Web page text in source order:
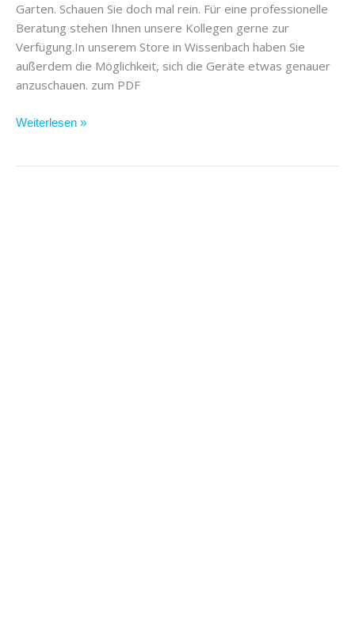
Garten. Schauen Sie doch mal rein. Für eine professionelle
Beratung stehen Ihnen unsere Kollegen gerne zur
Verfügung.In unserem Store in Wissenbach haben Sie
außerdem die Möglichkeit, sich die Geräte etwas genauer
anzuschauen. zum PDF
Weiterlesen »